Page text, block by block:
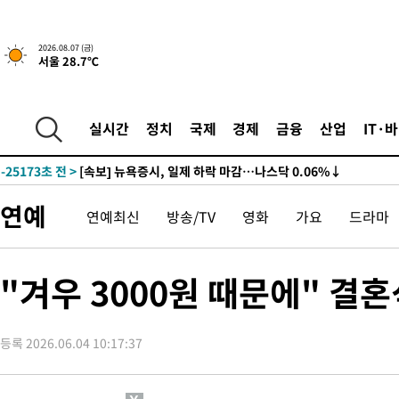
2026.08.07 (금)
서울 28.7℃
실시간 정치 국제 경제 금융 산업 IT·
-25173초 전 >[속보] 뉴욕증시, 일제 하락 마감…나스닥 0.06%↓
-27473초 전 >
[속보]트럼프, 美 원정출산 금지 행정명령 서명
-25173초 전 >[속보] 뉴욕증시, 일제 하락 마감…나스닥 0.06%↓
-30607초 전 > 이란, 호르무즈서 "적국 목표물들"과 대치로 남부 케슘섬에서
-29322초 전 >
발효
-27473초 전 > [속보]트럼프, 美 원정출산 금지 행정명령 서명
-25173초 전 >[속보] 뉴욕증시, 일제 하락 마감…나스닥 0.06%↓
연예 연예최신 방송/TV 영화 가요 드라마
"겨우 3000원 때문에" 결혼
등록 2026.06.04 10:17:37